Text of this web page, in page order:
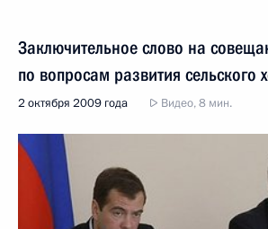
Заключительное слово на
по вопросам развития сельского
2 октября 2009 года Видео, 8 мин.